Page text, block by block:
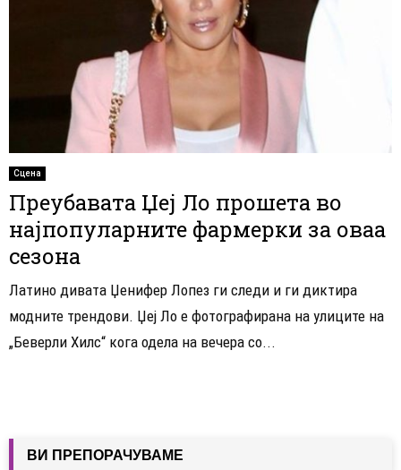
Сцена
Преубавата Џеј Ло прошета во
најпопуларните фармерки за оваа
сезона
Латино дивата Џенифер Лопез ги следи и ги диктира
модните трендови. Џеј Ло е фотографирана на улиците на
„Беверли Хилс“ кога одела на вечера со...
ВИ ПРЕПОРАЧУВАМЕ